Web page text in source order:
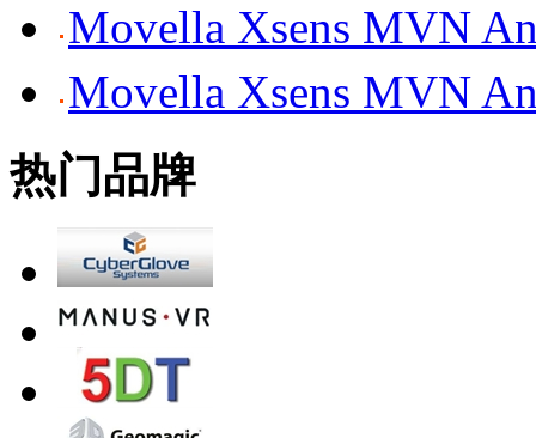
Movella Xsens MVN
Movella Xsens MVN
热门品牌